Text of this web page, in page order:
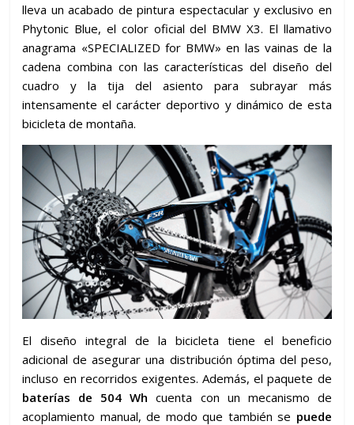
lleva un acabado de pintura espectacular y exclusivo en
Phytonic Blue, el color oficial del BMW X3. El llamativo
anagrama «SPECIALIZED for BMW» en las vainas de la
cadena combina con las características del diseño del
cuadro y la tija del asiento para subrayar más
intensamente el carácter deportivo y dinámico de esta
bicicleta de montaña.
El diseño integral de la bicicleta tiene el beneficio
adicional de asegurar una distribución óptima del peso,
incluso en recorridos exigentes. Además, el paquete de
baterías de 504 Wh cuenta con un mecanismo de
acoplamiento manual, de modo que también se puede